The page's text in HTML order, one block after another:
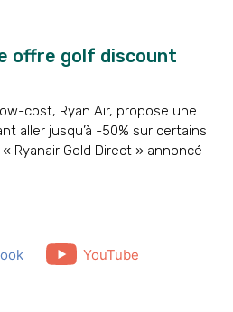
offre golf discount
cost, Ryan Air, propose une
aller jusqu’à -50% sur certains
Ryanair Gold Direct » annoncé
YouTube